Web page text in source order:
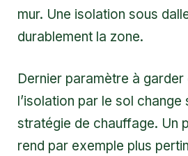
mur. Une isolation sous
durablement la zone.
Dernier paramètre à garder
l’isolation par le sol change
stratégie de chauffage. Un
rend par exemple plus